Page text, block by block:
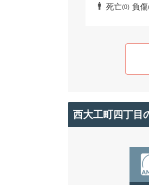
死亡(0) 負傷
西大工町四丁目